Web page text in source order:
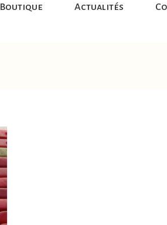
Boutique Actualités